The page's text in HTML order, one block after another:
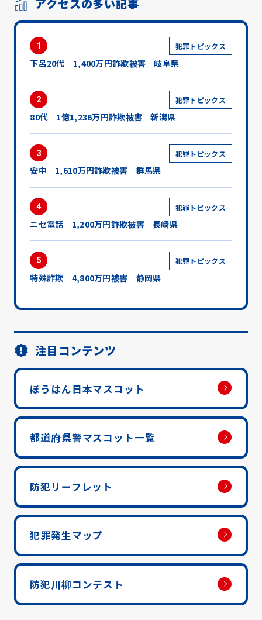
1 犯罪トピックス
下呂20代 1,400万円詐欺被害 岐阜県
2 犯罪トピックス
80代 1億1,236万円詐欺被害 新潟県
3 犯罪トピックス
安中 1,610万円詐欺被害 群馬県
4 犯罪トピックス
ニセ電話 1,200万円詐欺被害 長崎県
5 犯罪トピックス
特殊詐欺 4,800万円被害 静岡県
注目コンテンツ
ぼうはん日本マスコット
都道府県警マスコット一覧
防犯リーフレット
犯罪発生マップ
防犯川柳コンテスト